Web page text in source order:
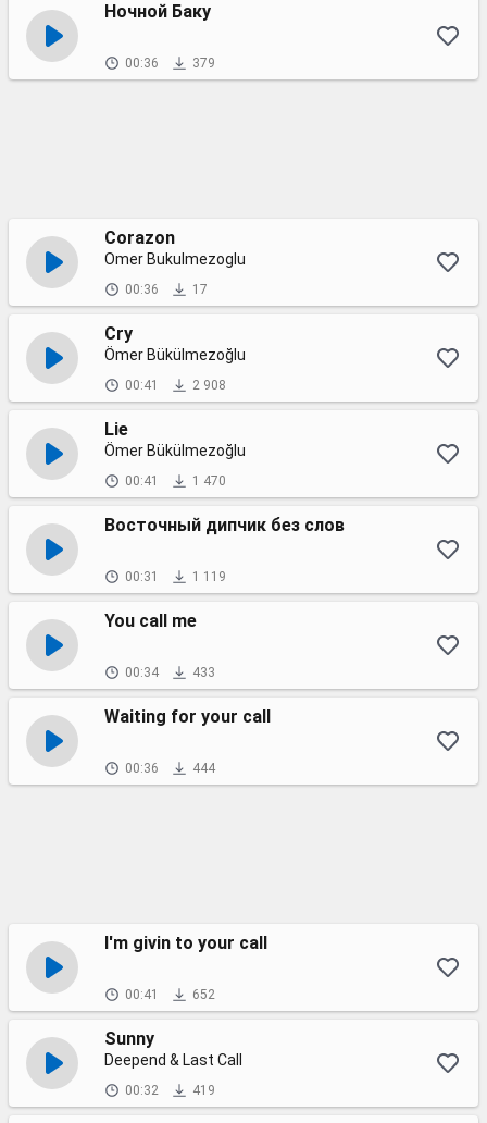
Ночной Баку
00:36 379
Corazon
Omer Bukulmezoglu
00:36 17
Cry
Ömer Bükülmezoğlu
00:41 2 908
Lie
Ömer Bükülmezoğlu
00:41 1 470
Восточный дипчик без слов
00:31 1 119
You call me
00:34 433
Waiting for your call
00:36 444
I'm givin to your call
00:41 652
Sunny
Deepend & Last Call
00:32 419